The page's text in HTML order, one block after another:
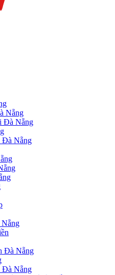
Nẵng
Đà Nẵng
Đà Nẵng
Đà Nẵng
Đà Nẵng